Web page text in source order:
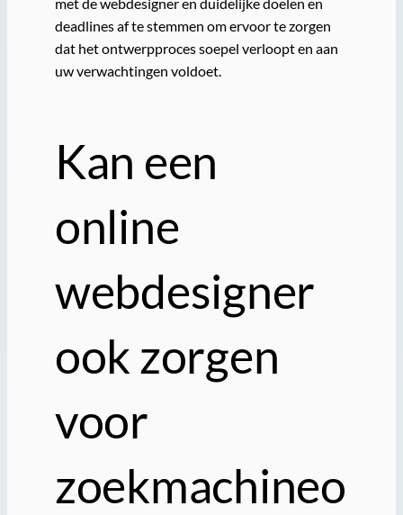
met de webdesigner en duidelijke doelen en
deadlines af te stemmen om ervoor te zorgen
dat het ontwerpproces soepel verloopt en aan
uw verwachtingen voldoet.
Kan een
online
webdesigner
ook zorgen
voor
zoekmachineo